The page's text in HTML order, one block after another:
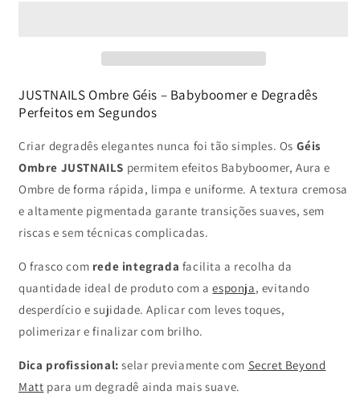
JUSTNAILS Ombre Géis – Babyboomer e Degradês
Perfeitos em Segundos
Criar degradês elegantes nunca foi tão simples. Os Géis
Ombre JUSTNAILS permitem efeitos Babyboomer, Aura e
Ombre de forma rápida, limpa e uniforme. A textura cremosa
e altamente pigmentada garante transições suaves, sem
riscas e sem técnicas complicadas.
O frasco com rede integrada facilita a recolha da
quantidade ideal de produto com aesponja, evitando
desperdício e sujidade. Aplicar com leves toques,
polimerizar e finalizar com brilho.
Dica profissional: selar previamente com Secret Beyond
Matt para um degradê ainda mais suave.